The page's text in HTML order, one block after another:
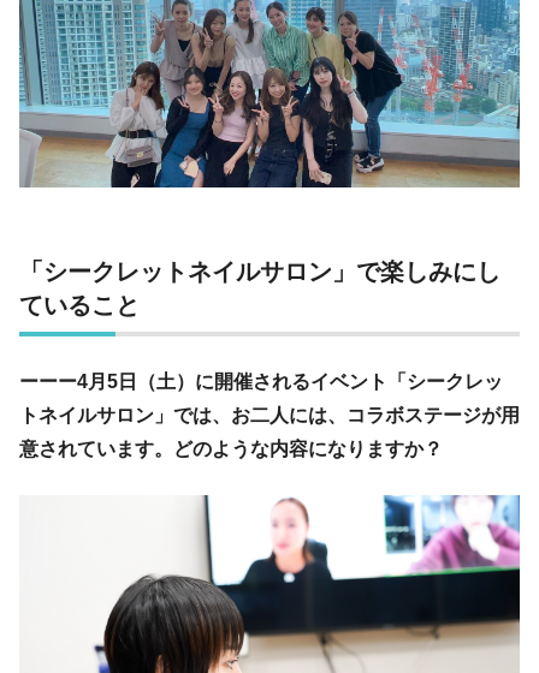
「シークレットネイルサロン」で楽しみにし
ていること
ーーー4月5日（土）に開催されるイベント「シークレッ
トネイルサロン」では、お二人には、コラボステージが用
意されています。どのような内容になりますか？